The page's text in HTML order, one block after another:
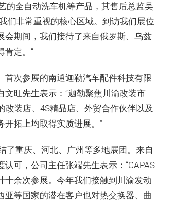
的全自动洗车机等产品，其售后总监吴
们非常重视的核心区域。到访我们展位
会期间，我们接待了来自俄罗斯、乌兹
肯定。”
次参展的南通迦勒汽车配件科技有限
旺先生表示：“迦勒聚焦川渝改装市
改装店、4S精品店、外贸合作伙伴以及
拓上均取得实质进展。”
了重庆、河北、广州等多地展团。来自
可，公司主任张端先生表示：“CAPAS
十余次参展。今年我们接触到川渝发动
等国家的潜在客户也对热交换器、曲